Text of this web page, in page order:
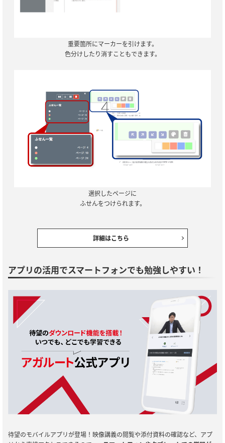
重要箇所にマーカーを引けます。
色分けしたり消すこともできます。
選択したページに
ふせんをつけられます。
詳細はこちら
アプリの活用でスマートフォンでも勉強しやすい！
待望のモバイルアプリが登場！映像講義の閲覧や添付資料の確認など、アプ